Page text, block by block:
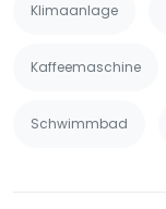
Klimaanlage
Kaffeemaschine
Schwimmbad